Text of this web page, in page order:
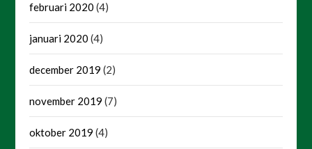
februari 2020 (4)
januari 2020 (4)
december 2019 (2)
november 2019 (7)
oktober 2019 (4)